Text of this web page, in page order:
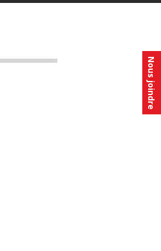
Nous joindre